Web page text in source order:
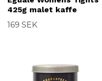
425g malet kaffe
169 SEK